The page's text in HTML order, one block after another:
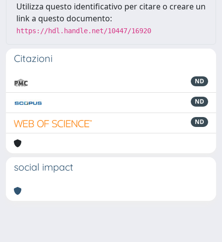
Utilizza questo identificativo per citare o creare un
link a questo documento:
https://hdl.handle.net/10447/16920
Citazioni
ND
ND
ND
social impact